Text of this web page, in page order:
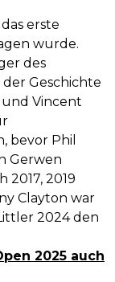
erste
wurde.
des
Geschichte
und Vincent
bevor Phil
Gerwen
2019
Clayton war
2024 den
2025 auch